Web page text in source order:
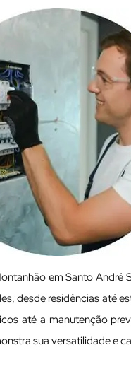
em Santo André
desde residências até
até a manutenção
sua versatilidade e